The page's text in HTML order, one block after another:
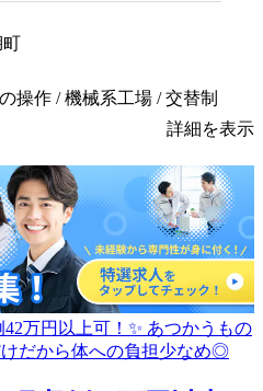
町
操作 / 機械系工場 / 交替制
詳細を表示